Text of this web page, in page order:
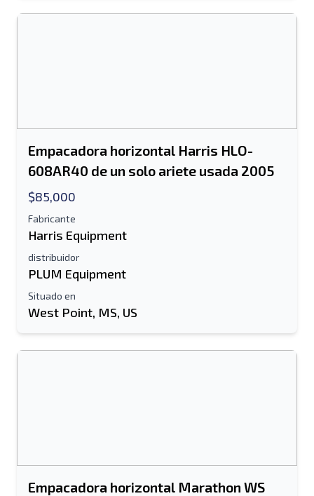
Empacadora horizontal Harris HLO-
608AR40 de un solo ariete usada 2005
$85,000
Fabricante
Harris Equipment
distribuidor
PLUM Equipment
Situado en
West Point, MS, US
Empacadora horizontal Marathon WS